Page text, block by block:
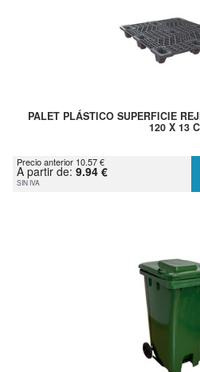
PALET PLÁSTICO SUPERFICIE
120 X 13
Precio anterior 10.57 €
A partir de: 9.94 €
SIN IVA